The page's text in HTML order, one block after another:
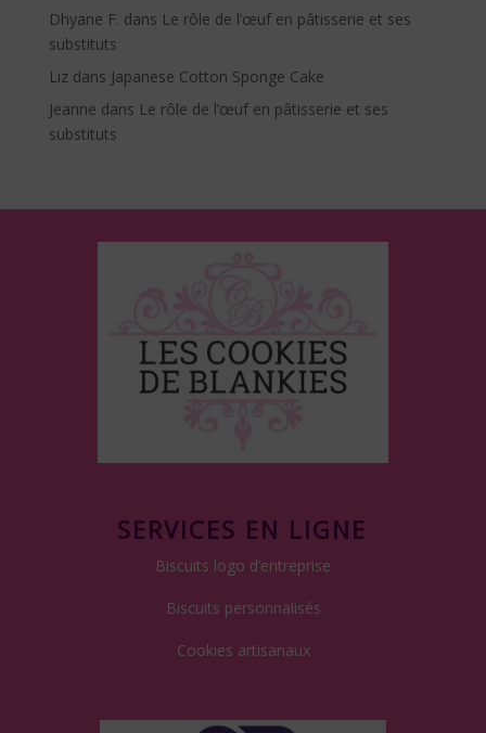
n
a
t
i
v
Dhyane F. dans Le rôle de l’œuf en pâtisserie et ses
substituts
Lizdans Japanese Cotton Sponge Cake
Jeanne dans Le rôle de l’œuf en pâtisserie et ses
substituts
SERVICES EN LIGNE
Biscuits logo d’entreprise
Biscuits personnalisés
Cookies artisanaux